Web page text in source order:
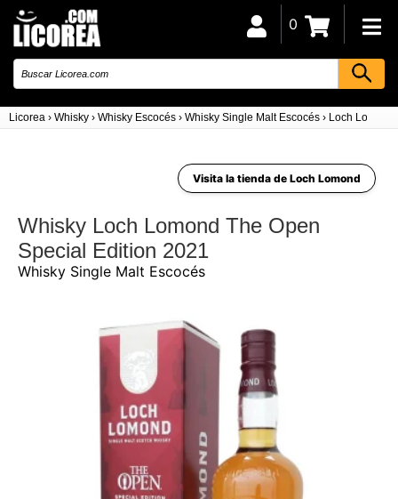
Licorea › Whisky › Whisky Escocés › Whisky Single Malt Escocés › Loch
0
Visita la tienda de Loch Lomond
Whisky Loch Lomond The Open
Special Edition 2021
Whisky Single Malt Escocés